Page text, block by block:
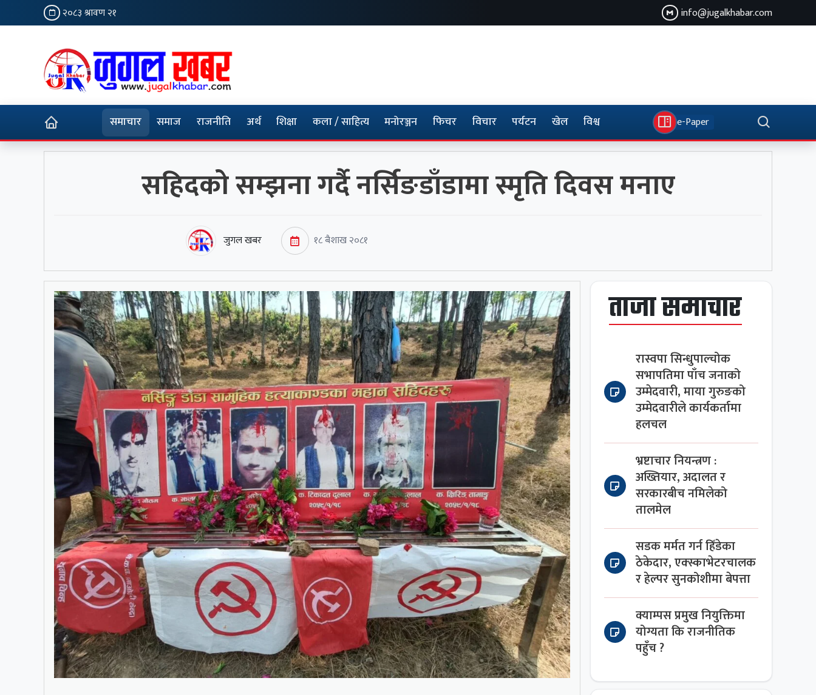
२०८३ श्रावण २१ info@jugalkhabar.com
समाचार समाज राजनीति अर्थ शिक्षा कला / साहित्य मनोरञ्जन फिचर विचार पर्यटन खेल विश्व e-Paper
सहिदको सम्झना गर्दै नर्सिङडाँडामा स्मृति दिवस मनाए
जुगल खबर १८ बैशाख २०८१
ताजा समाचार
रास्वपा सिन्धुपाल्चोक
सभापतिमा पाँच जनाको
उम्मेदवारी, माया गुरुङको
उम्मेदवारीले कार्यकर्तामा
हलचल
भ्रष्टाचार नियन्त्रण :
अख्तियार, अदालत र
सरकारबीच नमिलेको
तालमेल
सडक मर्मत गर्न हिँडेका
ठेकेदार, एक्स्काभेटरचालक
र हेल्पर सुनकोशीमा बेपत्ता
क्याम्पस प्रमुख नियुक्तिमा
योग्यता कि राजनीतिक
पहुँच ?